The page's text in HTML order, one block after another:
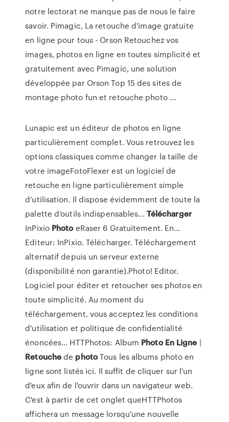
notre lectorat ne manque pas de nous le faire
savoir. Pimagic, La retouche d'image gratuite
en ligne pour tous - Orson Retouchez vos
images, photos en ligne en toutes simplicité et
gratuitement avec Pimagic, une solution
développée par Orson Top 15 des sites de
montage photo fun et retouche photo ...
Lunapic est un éditeur de photos en ligne
particulièrement complet. Vous retrouvez les
options classiques comme changer la taille de
votre imageFotoFlexer est un logiciel de
retouche en ligne particulièrement simple
d’utilisation. Il dispose évidemment de toute la
palette d’outils indispensables... Télécharger
InPixio PhotoeRaser 6 Gratuitement. En…
Editeur: InPixio. Télécharger. Téléchargement
alternatif depuis un serveur externe
(disponibilité non garantie).Photo! Editor.
Logiciel pour éditer et retoucher ses photos en
toute simplicité. Au moment du
téléchargement, vous acceptez les conditions
d'utilisation et politique de confidentialité
énoncées... HTTPhotos: Album Photo En Ligne |
Retouchede photoTous les albums photo en
ligne sont listés ici. Il suffit de cliquer sur l'un
d'eux afin de l'ouvrir dans un navigateur web.
C'est à partir de cet onglet queHTTPhotos
affichera un message lorsqu'une nouvelle